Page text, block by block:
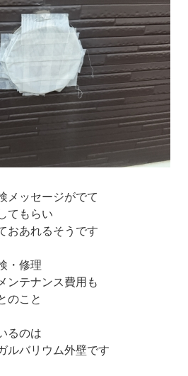
メッセージがでて
てもらい
おあれるそうです
・修理
ンテナンス費用も
のこと
るのは
ルバリウム外壁です